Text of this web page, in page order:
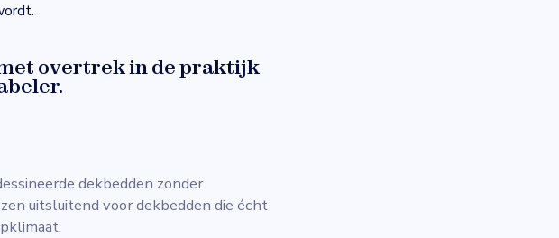
overtrek in de praktijk
dekbedden zonder
uitsluitend voor dekbedden die écht